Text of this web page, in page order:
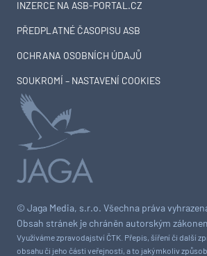
© Jaga Media, s.r.o. Všechna práva
Obsah stránek je chráněn autorským
Využíváme zpravodajství ČTK. Přepis, šíření či další
obsahu či jeho části veřejnosti, a to jakýmkoliv
INZERCE NA ASB-PORTAL.CZ
PŘEDPLATNÉ ČASOPISU ASB
OCHRANA OSOBNÍCH ÚDAJŮ
SOUKROMÍ – NASTAVENÍ COOKIES